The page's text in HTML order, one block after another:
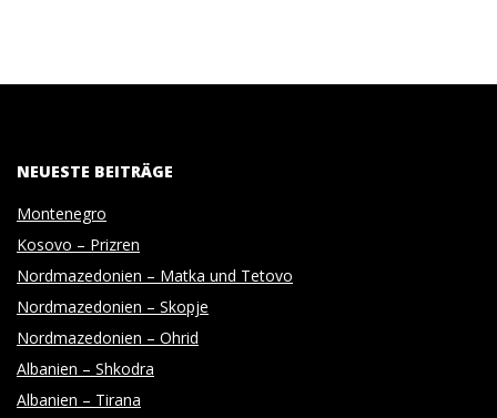
NEUESTE BEITRÄGE
Montenegro
Kosovo – Prizren
Nordmazedonien – Matka und Tetovo
Nordmazedonien – Skopje
Nordmazedonien – Ohrid
Albanien – Shkodra
Albanien – Tirana